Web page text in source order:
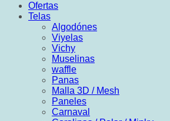
Ofertas
Telas
Algodónes
Viyelas
Vichy
Muselinas
waffle
Panas
Malla 3D / Mesh
Paneles
Carnaval